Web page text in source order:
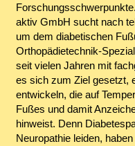
aktiv GmbH sucht nach
um dem diabetischen
Orthopädietechnik-
seit vielen Jahren mit
es sich zum Ziel gesetzt,
entwickeln, die auf
Fußes und damit
hinweist. Denn
Neuropathie leiden,